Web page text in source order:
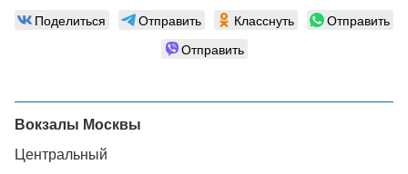
Поделиться Отправить Класснуть
Отправить
Отправить
Вокзалы Москвы
Центральный